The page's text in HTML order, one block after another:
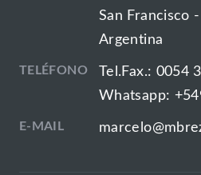
San Francisco
Argentina
TELÉFONO
Tel.Fax.: 0054
Whatsapp:
E-MAIL